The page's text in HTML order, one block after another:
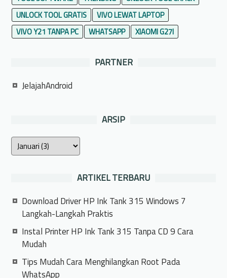
UNLOCK TOOL GRATIS
VIVO LEWAT LAPTOP
VIVO Y21 TANPA PC
WHATSAPP XIAOMI G27I
PARTNER
JelajahAndroid
ARSIP
ARTIKEL TERBARU
Download Driver HP Ink Tank 315 Windows 7
Langkah-Langkah Praktis
Instal Printer HP Ink Tank 315 Tanpa CD 9 Cara
Mudah
Tips Mudah Cara Menghilangkan Root Pada
WhatsApp